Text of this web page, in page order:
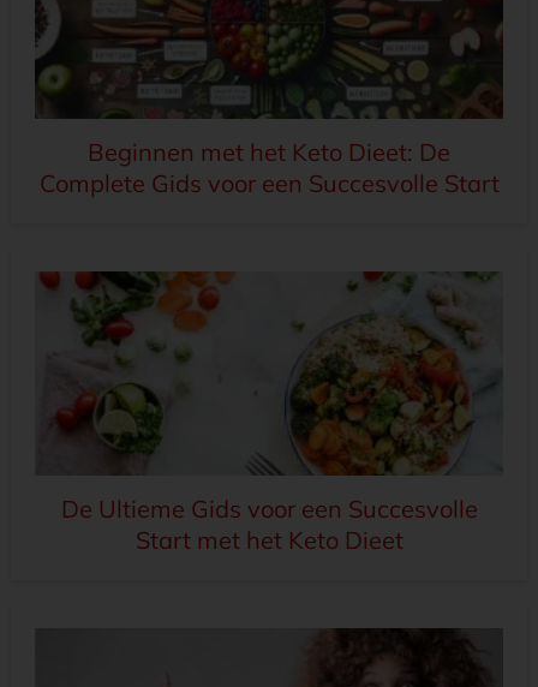
Beginnen met het Keto Dieet: De
Complete Gids voor een Succesvolle Start
De Ultieme Gids voor een Succesvolle
Start met het Keto Dieet